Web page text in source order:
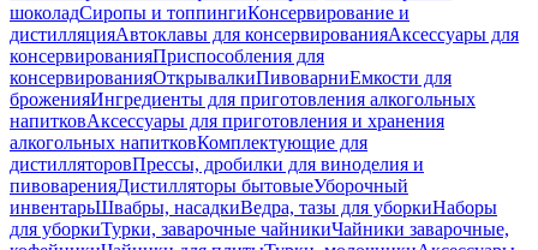
шоколадСиропы и топпингиКонсервирование и
дистилляцияАвтоклавы для консервированияАксессуары для
консервированияПриспособления для
консервированияОткрывалкиПивоварниЕмкости для
броженияИнгредиенты для приготовления алкогольных
напитковАксессуары для приготовления и хранения
алкогольных напитковКомплектующие для
дистилляторовПрессы, дробилки для виноделия и
пивоваренияДистилляторы бытовыеУборочный
инвентарьШвабры, насадкиВедра, тазы для уборкиНаборы
для уборкиТурки, заварочные чайникиЧайники заварочные,